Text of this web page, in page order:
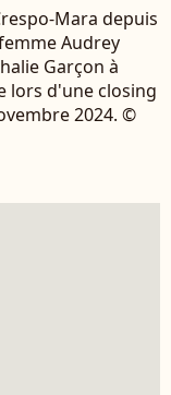
Mara depuis
Audrey
Garçon à
lors d'une closing
2024. ©